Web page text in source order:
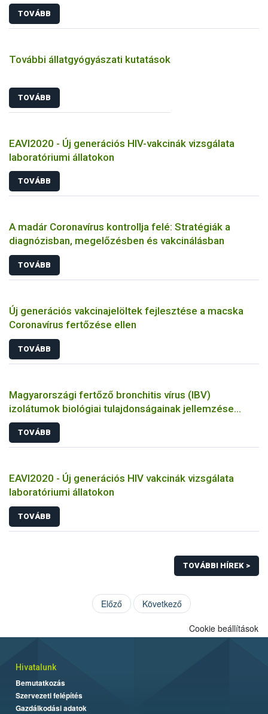
TOVÁBB
További állatgyógyászati kutatások
TOVÁBB
EAVI2020 - Új generációs HIV-vakcinák vizsgálata
laboratóriumi állatokon
TOVÁBB
A madár Coronavírus kontrollja felé: Stratégiák a
diagnózisban, megelőzésben és vakcinálásban
TOVÁBB
Új generációs vakcinajelöltek fejlesztése a macska
Coronavírus fertőzése ellen
TOVÁBB
Magyarországi fertőző bronchitis vírus (IBV)
izolátumok biológiai tulajdonságainak jellemzése
állatkísérletes és molekuláris biológiai eszközökkel
TOVÁBB
EAVI2020 - Új generációs HIV vakcinák vizsgálata
laboratóriumi állatokon
TOVÁBB
TOVÁBBI HÍREK >
Előző Következő
Cookie beállítások
Hivatalunk
Bemutatkozás
Szervezeti felépítés
Gazdálkodási adatok